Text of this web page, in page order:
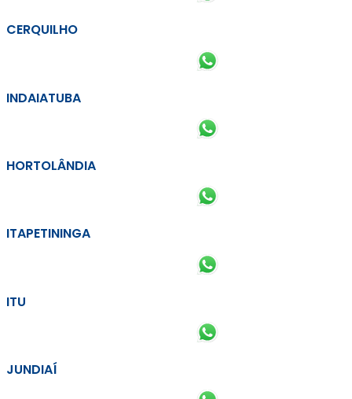
CERQUILHO
INDAIATUBA
HORTOLÂNDIA
ITAPETININGA
ITU
JUNDIAÍ